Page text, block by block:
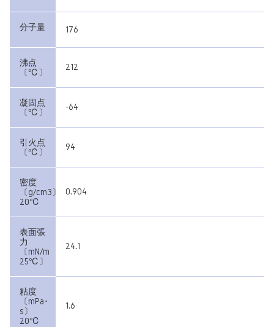
分子量 176
沸点
〔℃〕
212
凝固点
〔℃〕
-64
引火点
〔℃〕
94
密度
〔g/cm3〕
20℃
0.904
表面張
力
〔mN/m
25℃〕
24.1
粘度
〔mPa･
s〕
20℃
1.6